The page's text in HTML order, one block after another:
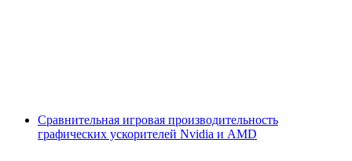
Сравнительная игровая производительность
графических ускорителей Nvidia и AMD